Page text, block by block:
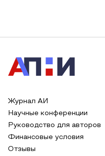
Журнал АИ
Научные конференции
Руководство для авторов
Финансовые условия
Отзывы